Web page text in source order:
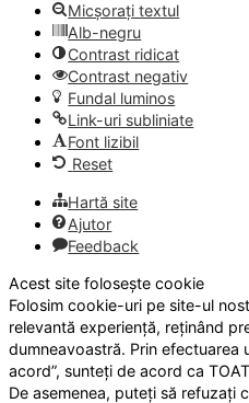
Micșorați textul
Alb-negru
Contrast ridicat
Contrast negativ
Fundal luminos
Link-uri subliniate
Font lizibil
Reset
Hartă site
Ajutor
Feedback
Acest site folosește cookie
Folosim cookie-uri pe site-ul
relevantă experiență, reținând
dumneavoastră. Prin efectuarea
acord”, sunteți de acord ca
De asemenea, puteți să refuzați